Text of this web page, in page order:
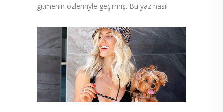
gitmenin özlemiyle geçirmiş. Bu yaz nasıl